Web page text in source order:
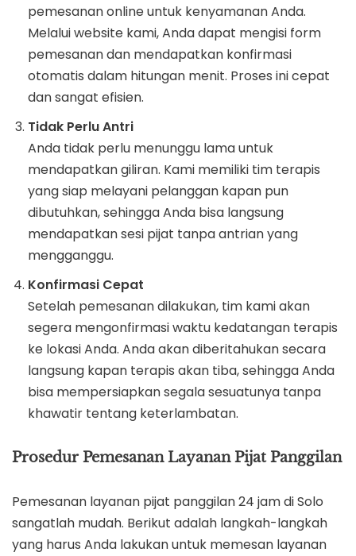
pemesanan online untuk kenyamanan Anda.
Melalui website kami, Anda dapat mengisi form
pemesanan dan mendapatkan konfirmasi
otomatis dalam hitungan menit. Proses ini cepat
dan sangat efisien.
Tidak Perlu Antri
Anda tidak perlu menunggu lama untuk
mendapatkan giliran. Kami memiliki tim terapis
yang siap melayani pelanggan kapan pun
dibutuhkan, sehingga Anda bisa langsung
mendapatkan sesi pijat tanpa antrian yang
mengganggu.
Konfirmasi Cepat
Setelah pemesanan dilakukan, tim kami akan
segera mengonfirmasi waktu kedatangan terapis
ke lokasi Anda. Anda akan diberitahukan secara
langsung kapan terapis akan tiba, sehingga Anda
bisa mempersiapkan segala sesuatunya tanpa
khawatir tentang keterlambatan.
Prosedur Pemesanan Layanan Pijat Panggilan
Pemesanan layanan pijat panggilan 24 jam di Solo
sangatlah mudah. Berikut adalah langkah-langkah
yang harus Anda lakukan untuk memesan layanan